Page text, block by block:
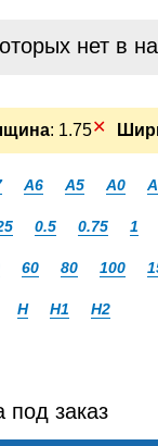
нет в
: 1.75✕
А6 А5 А0
0.5 0.75 1
60 80 100
Н Н1 Н2
заказ